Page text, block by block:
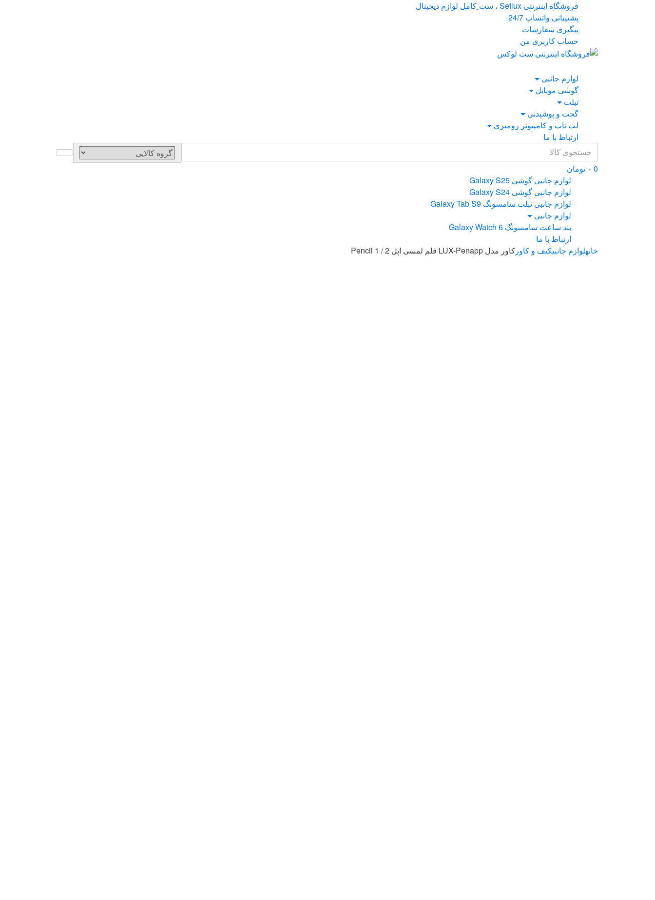
فروشگاه اینترنتی Setlux ، ست ِکامل لوازم دیجیتال
پشتیبانی واتساپ 24/7
پیگیری سفارشات
حساب کاربری من
لوازم جانبی
گوشی موبایل
تبلت
گجت و پوشیدنی
لپ تاپ و کامپیوتر رومیزی
ارتباط با ما
for:
0 ۰ تومان
لوازم جانبی گوشی Galaxy S25
لوازم جانبی گوشی Galaxy S24
لوازم جانبی تبلت سامسونگ Galaxy Tab S9
لوازم جانبی
بند ساعت سامسونگ Galaxy Watch 6
ارتباط با ما
خانهلوازم جانبیکیف و کاور کاور مدل LUX-Penapp قلم لمسی اپل Pencil 1 / 2